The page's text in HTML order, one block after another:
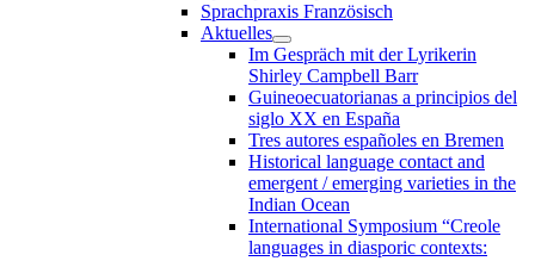
Sprachpraxis Französisch
Aktuelles
Im Gespräch mit der Lyrikerin
Shirley Campbell Barr
Guineoecuatorianas a principios del
siglo XX en España
Tres autores españoles en Bremen
Historical language contact and
emergent / emerging varieties in the
Indian Ocean
International Symposium “Creole
languages in diasporic contexts: